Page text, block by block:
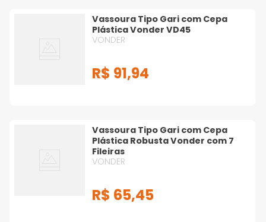
Vassoura Tipo Gari com Cepa
Plástica Vonder VD45
VONDER
R$ 91,94
Vassoura Tipo Gari com Cepa
Plástica Robusta Vonder com 7
Fileiras
VONDER
R$ 65,45